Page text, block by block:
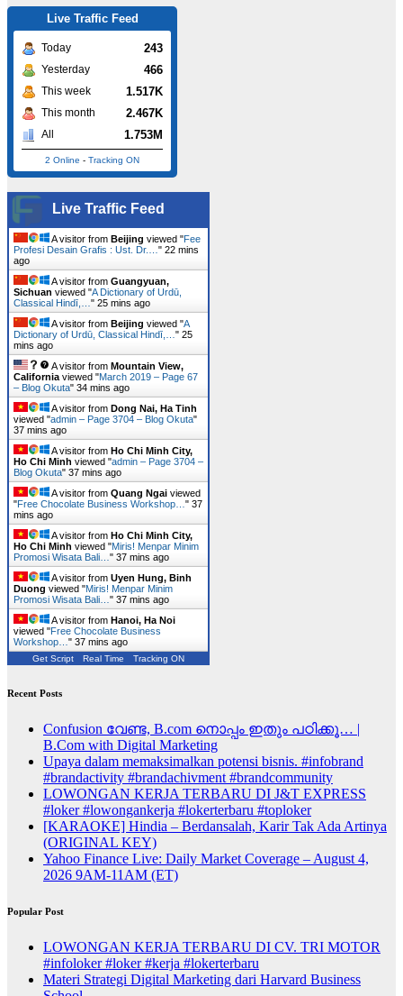
Live Traffic Feed
Today 243
Yesterday 466
This week 1.517K
This month 2.467K
All 1.753M
2 Online - Tracking ON
Live Traffic Feed
A visitor from Beijing viewed "Fee
Profesi Desain Grafis : Ust. Dr.…" 22 mins
ago
A visitor from Guangyuan,
Sichuan viewed "A Dictionary of Urdū,
Classical Hindī,…" 25 mins ago
A visitor from Beijing viewed "A
Dictionary of Urdū, Classical Hindī,…" 25
mins ago
A visitor from Mountain View,
Californiaviewed "March 2019 – Page 67
– Blog Okuta" 34 mins ago
A visitor from Dong Nai, Ha Tinh
viewed "admin – Page 3704 – Blog Okuta"
37 mins ago
A visitor from Ho Chi Minh City,
Ho Chi Minh viewed "admin – Page 3704 –
Blog Okuta" 37 mins ago
A visitor from Quang Ngai viewed
"Free Chocolate Business Workshop…" 37
mins ago
A visitor from Ho Chi Minh City,
Ho Chi Minh viewed "Miris! Menpar Minim
Promosi Wisata Bali…" 37 mins ago
A visitor from Uyen Hung, Binh
Duong viewed "Miris! Menpar Minim
Promosi Wisata Bali…" 37 mins ago
A visitor from Hanoi, Ha Noi
viewed "Free Chocolate Business
Workshop…" 37 mins ago
Get Script Real Time Tracking ON
Recent Posts
Confusion വേണ്ട, B.com നൊപ്പം ഇതും പഠിക്കൂ… |
B.Com with Digital Marketing
Upaya dalam memaksimalkan potensi bisnis. #infobrand
#brandactivity #brandachivment #brandcommunity
LOWONGAN KERJA TERBARU DI J&T EXPRESS
#loker #lowongankerja #lokerterbaru #toploker
[KARAOKE] Hindia – Berdansalah, Karir Tak Ada Artinya
(ORIGINAL KEY)
Yahoo Finance Live: Daily Market Coverage – August 4,
2026 9AM-11AM (ET)
Popular Post
LOWONGAN KERJA TERBARU DI CV. TRI MOTOR
#infoloker #loker #kerja #lokerterbaru
Materi Strategi Digital Marketing dari Harvard Business